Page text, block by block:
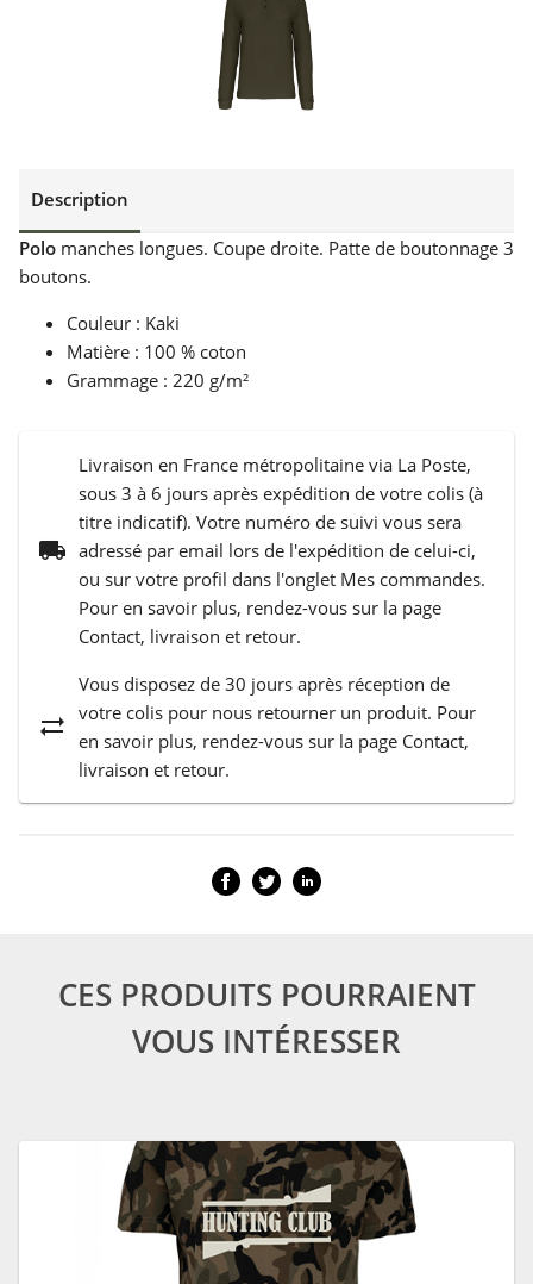
Description
Polo manches longues. Coupe droite. Patte de boutonnage 3
boutons.
Couleur : Kaki
Matière : 100 % coton
Grammage : 220 g/m²
local_shipping
Livraison en France métropolitaine via La Poste,
sous 3 à 6 jours après expédition de votre colis (à
titre indicatif). Votre numéro de suivi vous sera
adressé par email lors de l'expédition de celui-ci,
ou sur votre profil dans l'onglet Mes commandes.
Pour en savoir plus, rendez-vous sur la page
Contact, livraison et retour.
sync_alt
Vous disposez de 30 jours après réception de
votre colis pour nous retourner un produit. Pour
en savoir plus, rendez-vous sur la page Contact,
livraison et retour.
CES PRODUITS POURRAIENT
VOUS INTÉRESSER